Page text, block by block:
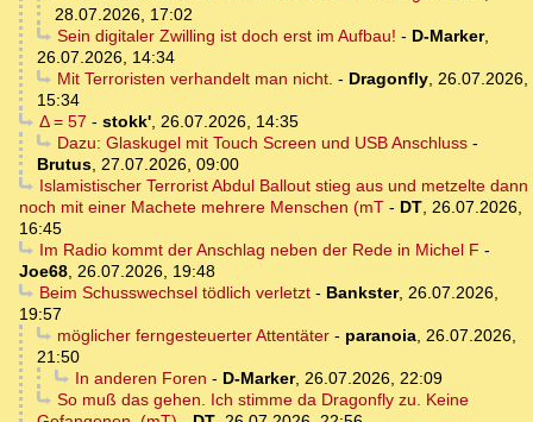
28.07.2026, 17:02
Sein digitaler Zwilling ist doch erst im Aufbau! - D-Marker,
26.07.2026, 14:34
Mit Terroristen verhandelt man nicht. - Dragonfly, 26.07.2026,
15:34
Δ = 57 - stokk', 26.07.2026, 14:35
Dazu: Glaskugel mit Touch Screen und USB Anschluss-
Brutus, 27.07.2026, 09:00
Islamistischer Terrorist Abdul Ballout stieg aus und metzelte dann
noch mit einer Machete mehrere Menschen (mT - DT, 26.07.2026,
16:45
Im Radio kommt der Anschlag neben der Rede in Michel F -
Joe68, 26.07.2026, 19:48
Beim Schusswechsel tödlich verletzt- Bankster, 26.07.2026,
19:57
möglicher ferngesteuerter Attentäter- paranoia, 26.07.2026,
21:50
In anderen Foren - D-Marker, 26.07.2026, 22:09
So muß das gehen. Ich stimme da Dragonfly zu. Keine